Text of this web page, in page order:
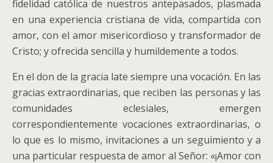
fidelidad católica de nuestros antepasados, plasmada
en una experiencia cristiana de vida, compartida con
amor, con el amor misericordioso y transformador de
Cristo; y ofrecida sencilla y humildemente a todos.
En el don de la gracia late siempre una vocación. En las
gracias extraordinarias, que reciben las personas y las
comunidades eclesiales, emergen
correspondientemente vocaciones extraordinarias, o
lo que es lo mismo, invitaciones a un seguimiento y a
una particular respuesta de amor al Señor: «¡Amor con